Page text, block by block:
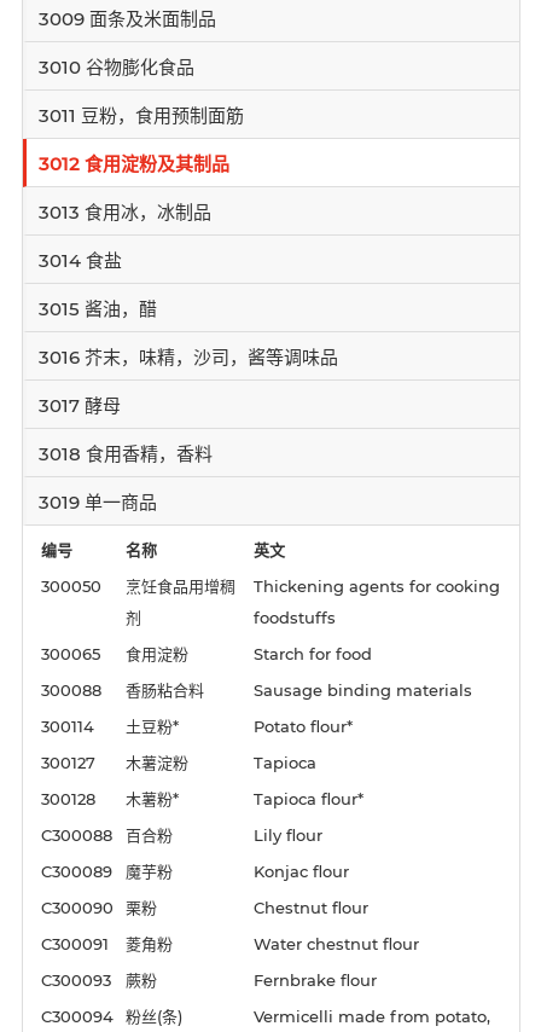
3009 面条及米面制品
3010 谷物膨化食品
3011 豆粉，食用预制面筋
3012 食用淀粉及其制品
3013 食用冰，冰制品
3014 食盐
3015 酱油，醋
3016 芥末，味精，沙司，酱等调味品
3017 酵母
3018 食用香精，香料
3019 单一商品
编号 名称
英文
300050
烹饪食品用增稠
剂
Thickening agents for cooking
foodstuffs
300065
食用淀粉
Starch for food
300088
香肠粘合料
Sausage binding materials
300114
土豆粉*
Potato flour*
300127
木薯淀粉
Tapioca
300128
木薯粉*
Tapioca flour*
C300088
百合粉
Lily flour
C300089
魔芋粉
Konjac flour
C300090
栗粉
Chestnut flour
C300091
菱角粉
Water chestnut flour
C300093
蕨粉
Fernbrake flour
C300094
粉丝(条) Vermicelli made from potato,